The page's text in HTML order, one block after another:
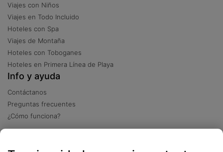
Viajes con Niños
Viajes en Todo Incluido
Hoteles con Spa
Viajes de Montaña
Hoteles con Toboganes
Hoteles en Primera Línea de Playa
Info y ayuda
Contáctanos
Preguntas frecuentes
¿Cómo funciona?